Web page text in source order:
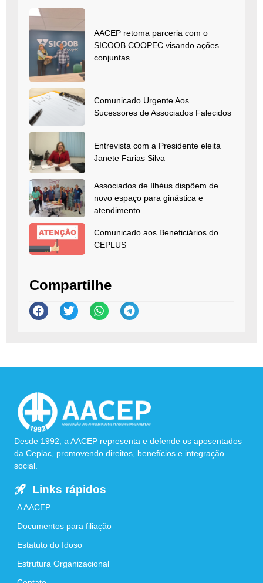
AACEP retoma parceria com o
SICOOB COOPEC visando ações
conjuntas
Comunicado Urgente Aos
Sucessores de Associados Falecidos
Entrevista com a Presidente eleita
Janete Farias Silva
Associados de Ilhéus dispõem de
novo espaço para ginástica e
atendimento
Comunicado aos Beneficiários do
CEPLUS
Compartilhe
Desde 1992, a AACEP representa e defende os aposentados
da Ceplac, promovendo direitos, benefícios e integração
social.
Links rápidos
A AACEP
Documentos para filiação
Estatuto do Idoso
Estrutura Organizacional